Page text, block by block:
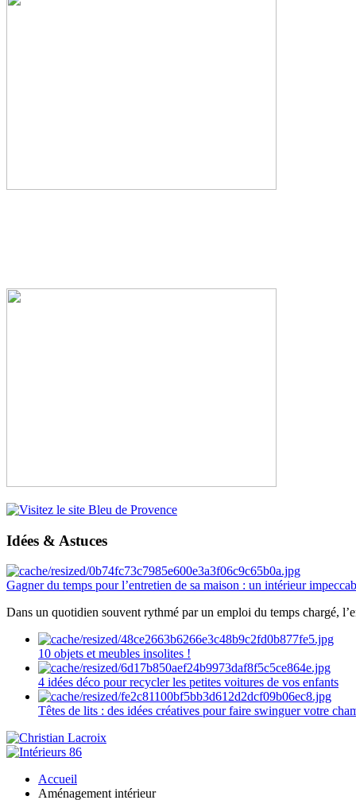
Idées & Astuces
Gagner du temps pour l’entretien de sa maison : un intérieur
Dans un quotidien souvent rythmé par un emploi du temps chargé,
10 objets et meubles insolites !
4 idées déco pour recycler les petites voitures de vos enfants
Têtes de lits : des idées créatives pour faire swinguer votre
Accueil
Aménagement intérieur